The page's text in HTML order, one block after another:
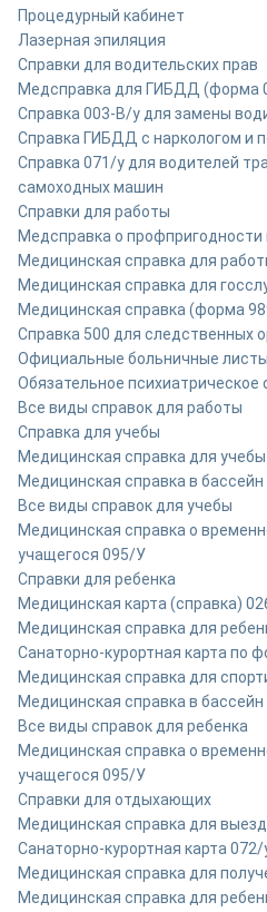
Процедурный кабинет
Лазерная эпиляция
Справки для водительских прав
Медсправка для ГИБДД (форма
Справка 003-В/у для замены
Справка ГИБДД с наркологом и
Справка 071/у для водителей
самоходных машин
Справки для работы
Медсправка о профпригодности
Медицинская справка для
Медицинская справка для
Медицинская справка (форма
Справка 500 для следственных
Официальные больничные листы
Обязательное психиатрическое
Все виды справок для работы
Справка для учебы
Медицинская справка для
Медицинская справка в
Все виды справок для учебы
Медицинская справка о
учащегося 095/У
Справки для ребенка
Медицинская карта (справка)
Медицинская справка для
Санаторно-курортная карта по
Медицинская справка для
Медицинская справка в
Все виды справок для ребенка
Медицинская справка о
учащегося 095/У
Справки для отдыхающих
Медицинская справка для
Санаторно-курортная карта 072/
Медицинская справка для
Медицинская справка для